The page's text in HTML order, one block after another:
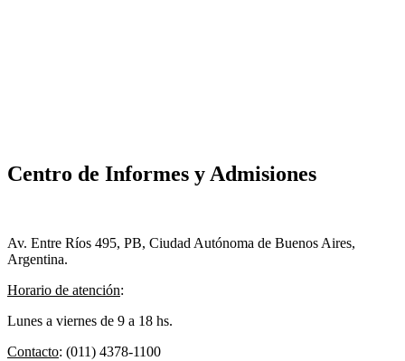
Centro de Informes y Admisiones
Av. Entre Ríos 495, PB, Ciudad Autónoma de Buenos Aires,
Argentina.
Horario de atención:
Lunes a viernes de 9 a 18 hs.
Contacto: (011) 4378-1100